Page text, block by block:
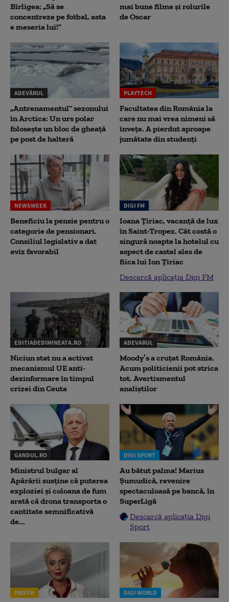
Bîrligea: „Să se
concentreze pe fotbal, asta
e meseria lui!”
mai bune filme și rolurile
de Oscar
ADEVĂRUL
„Antrenamentul” sezonului
în Arctica: Un urs polar
folosește un bloc de gheață
pe post de halteră
PLAYTECH
Facultatea din România la
care nu mai vrea nimeni să
înveţe. A pierdut aproape
jumătate din studenţi
NEWSWEEK
Beneficiu la pensie pentru o
categorie de pensionari.
Consiliul legislativ a dat
aviz favorabil
DIGI FM
Ioana Țiriac, vacanță de lux
în Saint-Tropez. Cât costă o
singură noapte la hotelul cu
aspect de castel ales de
fiica lui Ion Țiriac
Descarcă aplicația Digi FM
EDITIADEDIMINEATA.RO
Niciun stat nu a activat
mecanismul UE anti-
dezinformare în timpul
crizei din Ceuta
ADEVARUL
Moody’s a cruțat România.
Acum politicienii pot strica
tot. Avertismentul
analiștilor
GANDUL.RO
Ministrul bulgar al
Apărării susține că puterea
exploziei și coloana de fum
arată că drona transporta o
cantitate semnificativă
de...
DIGI SPORT
Au bătut palma! Marius
Șumudică, revenire
spectaculoasă pe bancă, în
SuperLigă
Descarcă aplicația Digi
Sport
PRO FM DIGI WORLD